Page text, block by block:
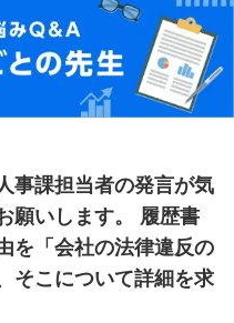
事課担当者の発言が気
願いします。 履歴書
を「会社の法律違反の
そこについて詳細を求